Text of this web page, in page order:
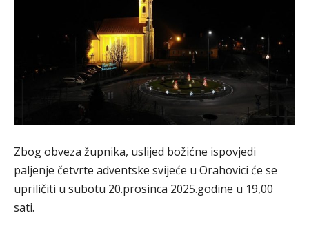
Zbog obveza župnika, uslijed božićne ispovjedi
paljenje četvrte adventske svijeće u Orahovici će se
upriličiti u subotu 20.prosinca 2025.godine u 19,00
sati.